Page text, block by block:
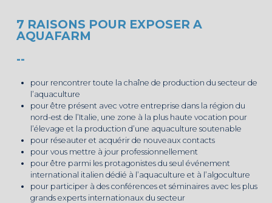
7 RAISONS POUR EXPOSER A
AQUAFARM
--
pour rencontrer toute la chaîne de production du secteur de
l’aquaculture
pour être présent avec votre entreprise dans la région du
nord-est de l’Italie, une zone à la plus haute vocation pour
l’élevage et la production d’une aquaculture soutenable
pour réseauter et acquérir de nouveaux contacts
pour vous mettre à jour professionnellement
pour être parmi les protagonistes du seul événement
international italien dédié à l’aquaculture et à l’algoculture
pour participer à des conférences et séminaires avec les plus
grands experts internationaux du secteur